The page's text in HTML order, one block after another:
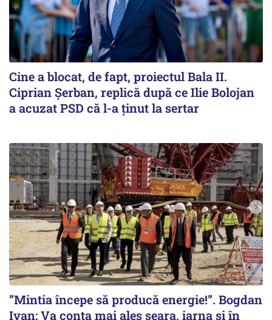
Cine a blocat, de fapt, proiectul Bala II.
Ciprian Șerban, replică după ce Ilie Bolojan
a acuzat PSD că l-a ținut la sertar
”Mintia începe să producă energie!”. Bogdan
Ivan: Va conta mai ales seara, iarna și în